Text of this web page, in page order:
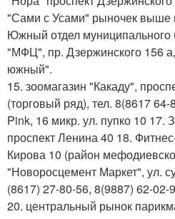
"Сами с Усами" рыночек выше
Южный отдел муниципального
"МФЦ", пр. Дзержинского 156
южный".
15. зоомагазин "Какаду",
(торговый ряд), тел. 8(8617
Pink, 16 микр. ул. пупко 10 17.
проспект Ленина 40 18.
Кирова 10 (район
"Новоросцемент Маркет", ул.
(8617) 27-80-56, 8(9887) 62-02-
20. центральный рынок